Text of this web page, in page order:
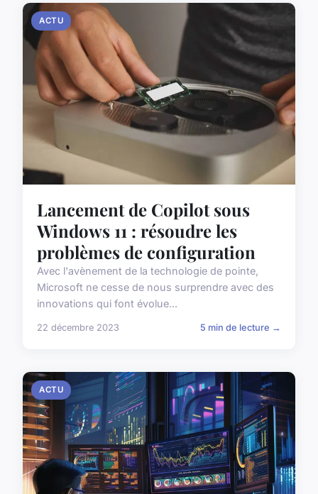
ACTU
Lancement de Copilot sous
Windows 11 : résoudre les
problèmes de configuration
Avec l'avènement de la technologie de pointe,
Microsoft ne cesse de nous surprendre avec des
innovations qui font évolue...
22 décembre 2023 5 min de lecture →
ACTU